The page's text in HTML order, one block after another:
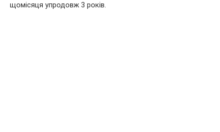
щомісяця упродовж 3 років.